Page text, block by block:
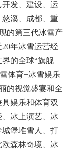
发、建设、运
溪、成都、重
的第三代冰雪产
年冰雪运营经
的全球“旗舰
体育+冰雪娱乐
的视觉盛宴和全
娱乐和体育双
冰上演艺、冰
城堡堆雪人、打
森林奇境、冰